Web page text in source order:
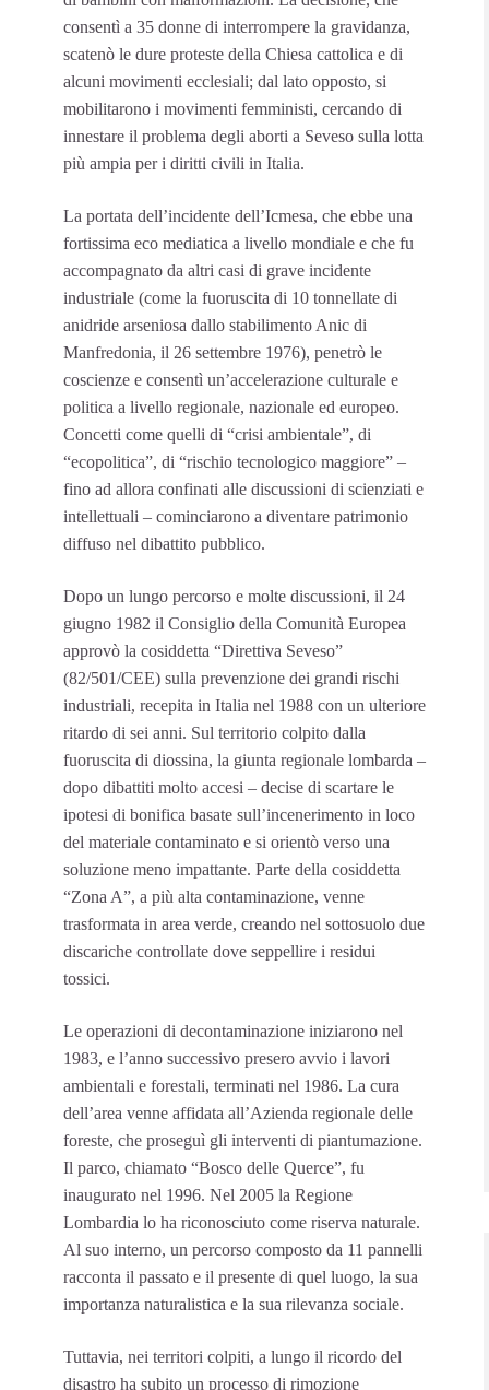
consentì a 35 donne di interrompere la gravidanza,
scatenò le dure proteste della Chiesa cattolica e di
alcuni movimenti ecclesiali; dal lato opposto, si
mobilitarono i movimenti femministi, cercando di
innestare il problema degli aborti a Seveso sulla lotta
più ampia per i diritti civili in Italia.
La portata dell’incidente dell’Icmesa, che ebbe una
fortissima eco mediatica a livello mondiale e che fu
accompagnato da altri casi di grave incidente
industriale (come la fuoruscita di 10 tonnellate di
anidride arseniosa dallo stabilimento Anic di
Manfredonia, il 26 settembre 1976), penetrò le
coscienze e consentì un’accelerazione culturale e
politica a livello regionale, nazionale ed europeo.
Concetti come quelli di “crisi ambientale”, di
“ecopolitica”, di “rischio tecnologico maggiore” –
fino ad allora confinati alle discussioni di scienziati e
intellettuali – cominciarono a diventare patrimonio
diffuso nel dibattito pubblico.
Dopo un lungo percorso e molte discussioni, il 24
giugno 1982 il Consiglio della Comunità Europea
approvò la cosiddetta “Direttiva Seveso”
(82/501/CEE) sulla prevenzione dei grandi rischi
industriali, recepita in Italia nel 1988 con un ulteriore
ritardo di sei anni. Sul territorio colpito dalla
fuoruscita di diossina, la giunta regionale lombarda –
dopo dibattiti molto accesi – decise di scartare le
ipotesi di bonifica basate sull’incenerimento in loco
del materiale contaminato e si orientò verso una
soluzione meno impattante. Parte della cosiddetta
“Zona A”, a più alta contaminazione, venne
trasformata in area verde, creando nel sottosuolo due
discariche controllate dove seppellire i residui
tossici.
Le operazioni di decontaminazione iniziarono nel
1983, e l’anno successivo presero avvio i lavori
ambientali e forestali, terminati nel 1986. La cura
dell’area venne affidata all’Azienda regionale delle
foreste, che proseguì gli interventi di piantumazione.
Il parco, chiamato “Bosco delle Querce”, fu
inaugurato nel 1996. Nel 2005 la Regione
Lombardia lo ha riconosciuto come riserva naturale.
Al suo interno, un percorso composto da 11 pannelli
racconta il passato e il presente di quel luogo, la sua
importanza naturalistica e la sua rilevanza sociale.
Tuttavia, nei territori colpiti, a lungo il ricordo del
disastro ha subito un processo di rimozione